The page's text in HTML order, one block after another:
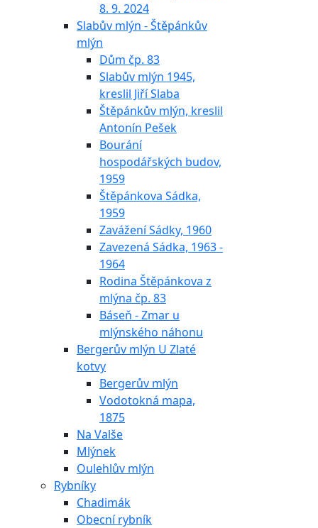
8. 9. 2024
Slabův mlýn - Štěpánkův
mlýn
Dům čp. 83
Slabův mlýn 1945,
kreslil Jiří Slaba
Štěpánkův mlýn, kreslil
Antonín Pešek
Bourání
hospodářských budov,
1959
Štěpánkova Sádka,
1959
Zavážení Sádky, 1960
Zavezená Sádka, 1963 -
1964
Rodina Štěpánkova z
mlýna čp. 83
Báseň - Zmar u
mlýnského náhonu
Bergerův mlýn U Zlaté
kotvy
Bergerův mlýn
Vodotokná mapa,
1875
Na Valše
Mlýnek
Oulehlův mlýn
Rybníky
Chadimák
Obecní rybník